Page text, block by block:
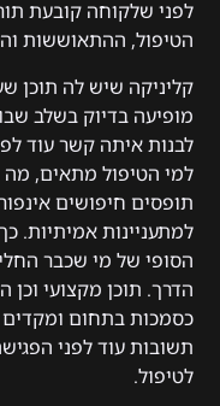
לפני שלקוחה קובעת
הטיפול, ההתאוששות
קליניקה שיש לה תוכן
מופיעה בדיוק בשלב
לבנות איתה קשר עוד
למי הטיפול מתאים,
תופסים חיפושים
למתעניינות אמיתיות.
הסופי של מי שכבר
הדרך. תוכן מקצועי
כסמכות בתחום
תשובות עוד לפני
לטיפול.